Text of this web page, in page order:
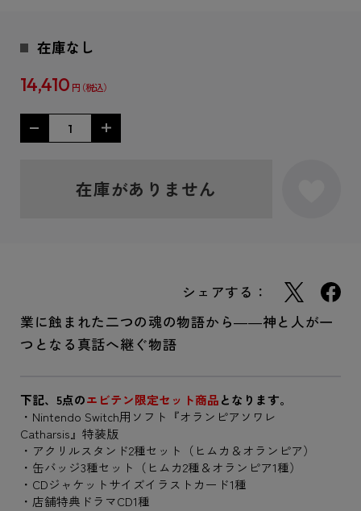
在庫なし
14,410 円
在庫がありません
シェアする：
業に蝕まれた二つの魂の物語から――神と人が一
つとなる真話へ継ぐ物語
下記、5点のエビテン限定セット商品となります。
・Nintendo Switch用ソフト『オランピアソワレ
Catharsis』特装版
・アクリルスタンド2種セット（ヒムカ＆オランピア）
・缶バッジ3種セット（ヒムカ2種＆オランピア1種）
・CDジャケットサイズイラストカード1種
・店舗特典ドラマCD1種